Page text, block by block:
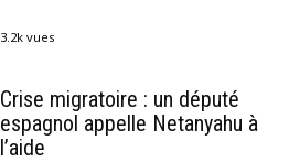
3.2k vues
Crise migratoire : un député
espagnol appelle Netanyahu à
l’aide